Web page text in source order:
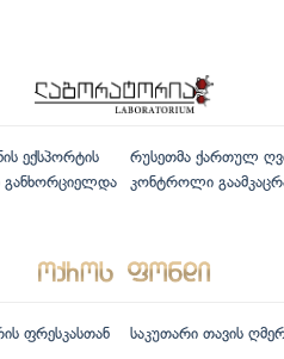
ექსპორტის
განხორციელდა
რუსეთმა ქართულ
კონტროლი
ფრესკასთან საკუთარი თავის